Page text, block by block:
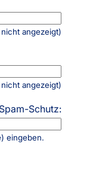
angezeigt)
angezeigt)
Spam-Schutz:
eingeben.